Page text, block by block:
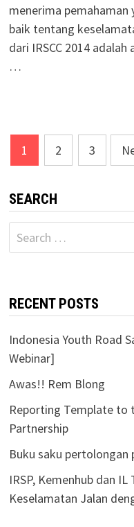
menerima pemahaman
baik tentang
dari IRSCC 2014
…
Posts
navigation
1 2 3
SEARCH
Search
for:
RECENT POSTS
Indonesia Youth Road
Webinar]
Awas!! Rem Blong
Reporting Template to
Partnership
Buku saku pertolongan
IRSP, Kemenhub dan
Keselamatan Jalan